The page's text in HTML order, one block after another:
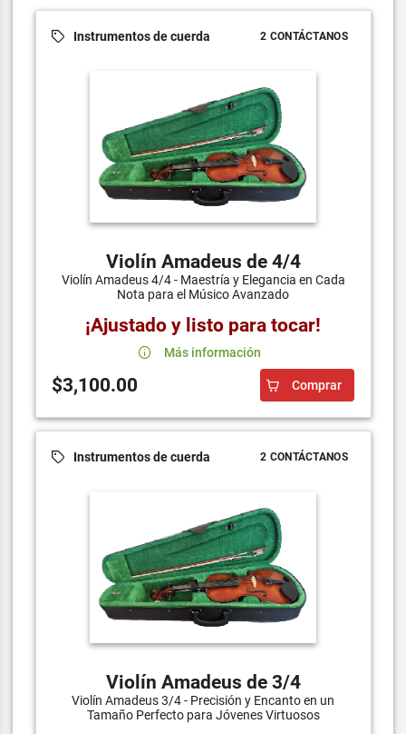
Instrumentos de cuerda 2 CONTÁCTANOS
Violín Amadeus de 4/4
Violín Amadeus 4/4 - Maestría y Elegancia en Cada
Nota para el Músico Avanzado
¡Ajustado y listo para tocar!
Más información
$3,100.00 Comprar
Instrumentos de cuerda 2 CONTÁCTANOS
Violín Amadeus de 3/4
Violín Amadeus 3/4 - Precisión y Encanto en un
Tamaño Perfecto para Jóvenes Virtuosos